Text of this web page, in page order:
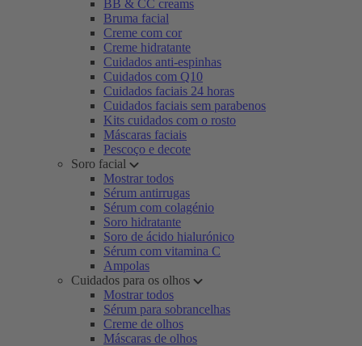
BB & CC creams
Bruma facial
Creme com cor
Creme hidratante
Cuidados anti-espinhas
Cuidados com Q10
Cuidados faciais 24 horas
Cuidados faciais sem parabenos
Kits cuidados com o rosto
Máscaras faciais
Pescoço e decote
Soro facial
Mostrar todos
Sérum antirrugas
Sérum com colagénio
Soro hidratante
Soro de ácido hialurónico
Sérum com vitamina C
Ampolas
Cuidados para os olhos
Mostrar todos
Sérum para sobrancelhas
Creme de olhos
Máscaras de olhos